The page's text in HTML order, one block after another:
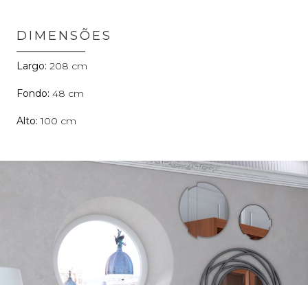
DIMENSÕES
208
48
100